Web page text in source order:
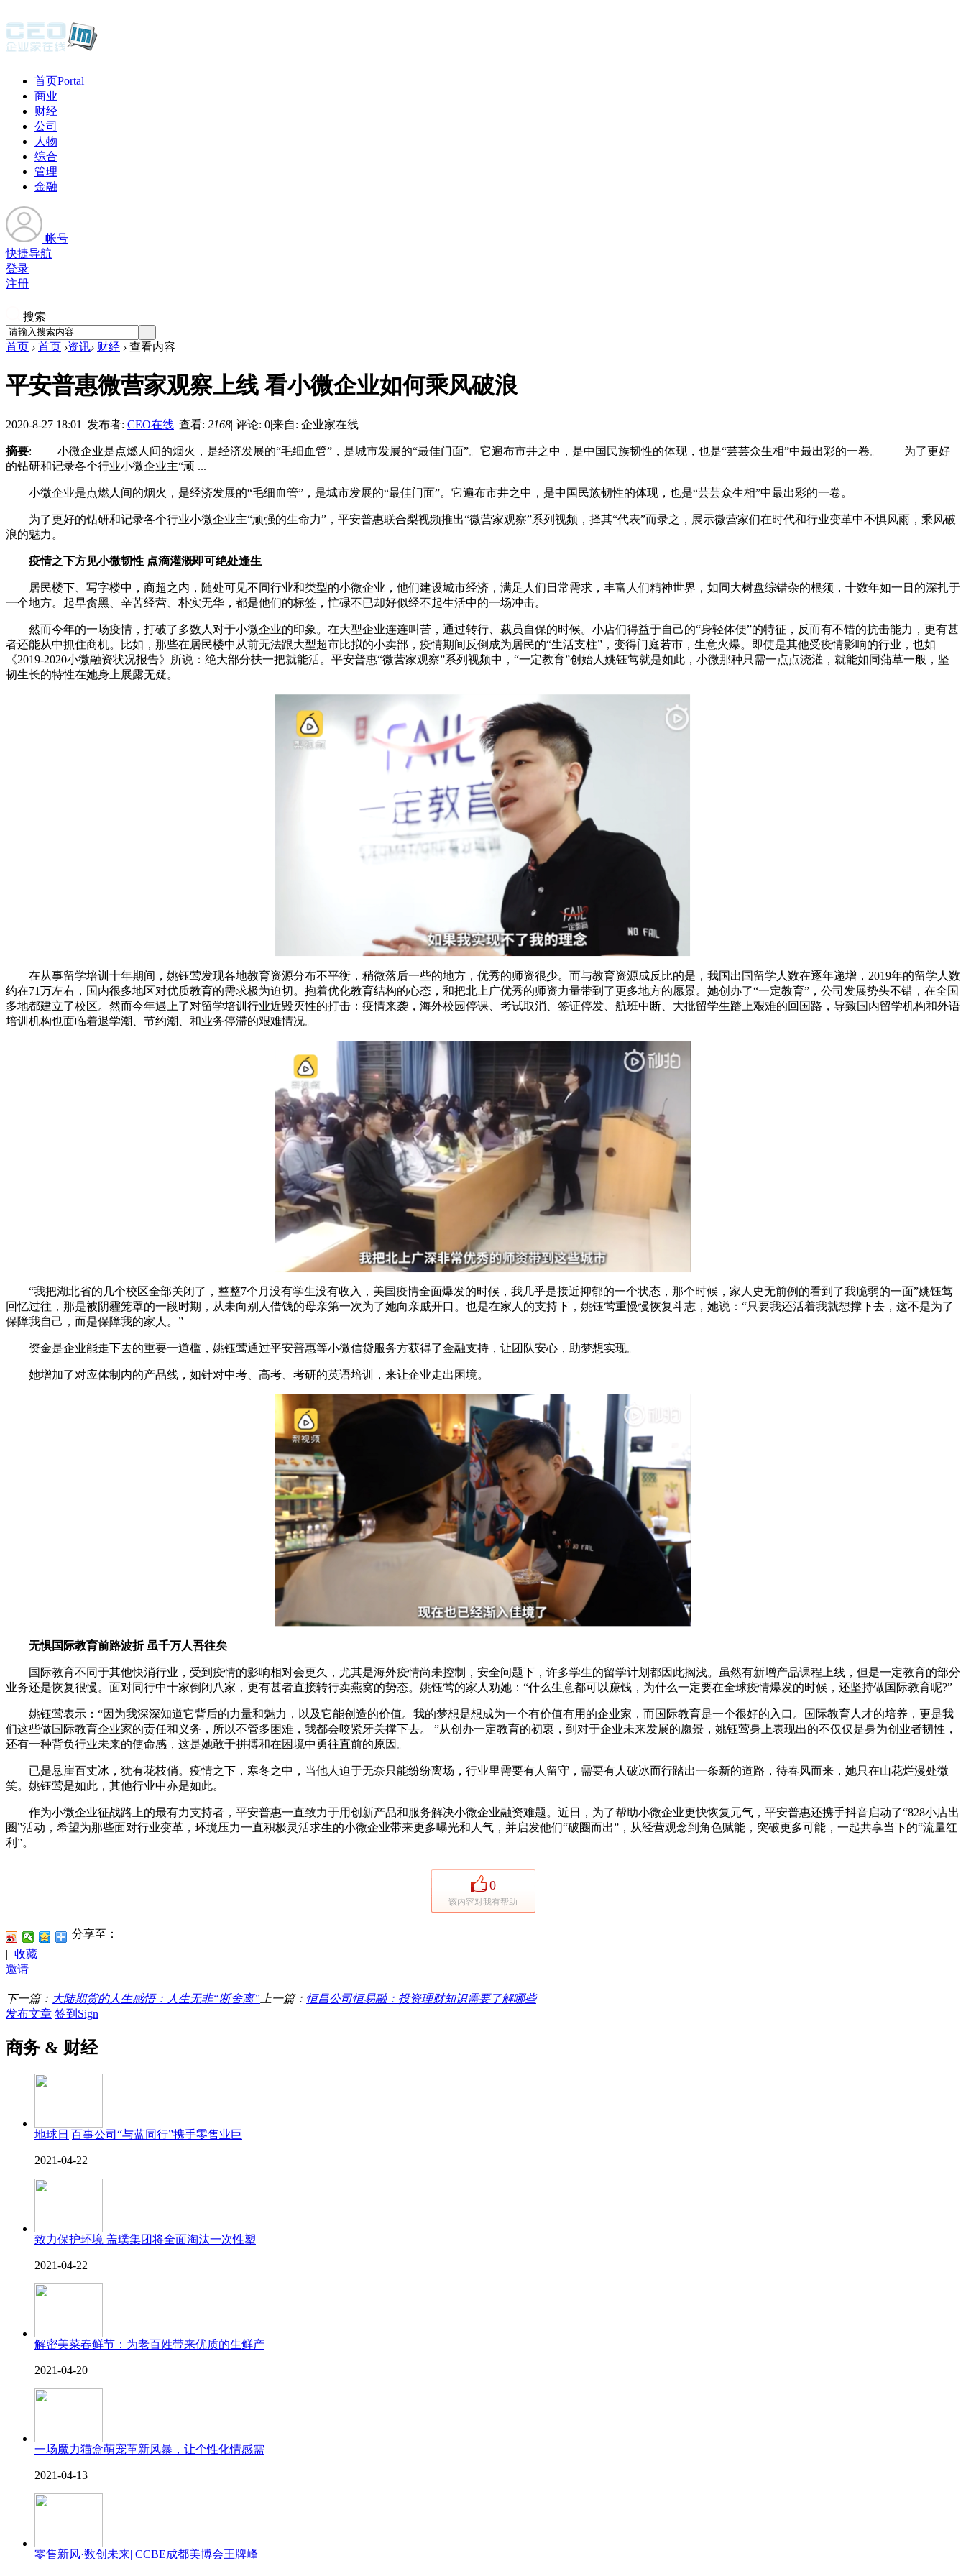
首页Portal
商业
财经
公司
人物
综合
管理
金融
帐号
快捷导航
登录
注册
搜索
首页 › 首页 ›资讯› 财经 › 查看内容
平安普惠微营家观察上线 看小微企业如何乘风破浪
2020-8-27 18:01 | 发布者: CEO在线| 查看: 2168| 评论: 0|来自: 企业家在线
摘要: 小微企业是点燃人间的烟火，是经济发展的“毛细血管”，是城市发展的“最佳门面”。它遍布市井之中，是中国民族韧性的体现，也是“芸芸众生相”中最出彩的一卷。 为了更好
的钻研和记录各个行业小微企业主“顽 ...
小微企业是点燃人间的烟火，是经济发展的“毛细血管”，是城市发展的“最佳门面”。它遍布市井之中，是中国民族韧性的体现，也是“芸芸众生相”中最出彩的一卷。
为了更好的钻研和记录各个行业小微企业主“顽强的生命力”，平安普惠联合梨视频推出“微营家观察”系列视频，择其“代表”而录之，展示微营家们在时代和行业变革中不惧风雨，乘风破
浪的魅力。
疫情之下方见小微韧性 点滴灌溉即可绝处逢生
居民楼下、写字楼中，商超之内，随处可见不同行业和类型的小微企业，他们建设城市经济，满足人们日常需求，丰富人们精神世界，如同大树盘综错杂的根须，十数年如一日的深扎于
一个地方。起早贪黑、辛苦经营、朴实无华，都是他们的标签，忙碌不已却好似经不起生活中的一场冲击。
然而今年的一场疫情，打破了多数人对于小微企业的印象。在大型企业连连叫苦，通过转行、裁员自保的时候。小店们得益于自己的“身轻体便”的特征，反而有不错的抗击能力，更有甚
者还能从中抓住商机。比如，那些在居民楼中从前无法跟大型超市比拟的小卖部，疫情期间反倒成为居民的“生活支柱”，变得门庭若市，生意火爆。即使是其他受疫情影响的行业，也如
《2019-2020小微融资状况报告》所说：绝大部分扶一把就能活。平安普惠“微营家观察”系列视频中，“一定教育”创始人姚钰莺就是如此，小微那种只需一点点浇灌，就能如同蒲草一般，坚
韧生长的特性在她身上展露无疑。
在从事留学培训十年期间，姚钰莺发现各地教育资源分布不平衡，稍微落后一些的地方，优秀的师资很少。而与教育资源成反比的是，我国出国留学人数在逐年递增，2019年的留学人数
约在71万左右，国内很多地区对优质教育的需求极为迫切。抱着优化教育结构的心态，和把北上广优秀的师资力量带到了更多地方的愿景。她创办了“一定教育”，公司发展势头不错，在全国
多地都建立了校区。然而今年遇上了对留学培训行业近毁灭性的打击：疫情来袭，海外校园停课、考试取消、签证停发、航班中断、大批留学生踏上艰难的回国路，导致国内留学机构和外语
培训机构也面临着退学潮、节约潮、和业务停滞的艰难情况。
“我把湖北省的几个校区全部关闭了，整整7个月没有学生没有收入，美国疫情全面爆发的时候，我几乎是接近抑郁的一个状态，那个时候，家人史无前例的看到了我脆弱的一面”姚钰莺
回忆过往，那是被阴霾笼罩的一段时期，从未向别人借钱的母亲第一次为了她向亲戚开口。也是在家人的支持下，姚钰莺重慢慢恢复斗志，她说：“只要我还活着我就想撑下去，这不是为了
保障我自己，而是保障我的家人。”
资金是企业能走下去的重要一道槛，姚钰莺通过平安普惠等小微信贷服务方获得了金融支持，让团队安心，助梦想实现。
她增加了对应体制内的产品线，如针对中考、高考、考研的英语培训，来让企业走出困境。
无惧国际教育前路波折 虽千万人吾往矣
国际教育不同于其他快消行业，受到疫情的影响相对会更久，尤其是海外疫情尚未控制，安全问题下，许多学生的留学计划都因此搁浅。虽然有新增产品课程上线，但是一定教育的部分
业务还是恢复很慢。面对同行中十家倒闭八家，更有甚者直接转行卖燕窝的势态。姚钰莺的家人劝她：“什么生意都可以赚钱，为什么一定要在全球疫情爆发的时候，还坚持做国际教育呢?”
姚钰莺表示：“因为我深深知道它背后的力量和魅力，以及它能创造的价值。我的梦想是想成为一个有价值有用的企业家，而国际教育是一个很好的入口。国际教育人才的培养，更是我
们这些做国际教育企业家的责任和义务，所以不管多困难，我都会咬紧牙关撑下去。 ”从创办一定教育的初衷，到对于企业未来发展的愿景，姚钰莺身上表现出的不仅仅是身为创业者韧性，
还有一种背负行业未来的使命感，这是她敢于拼搏和在困境中勇往直前的原因。
已是悬崖百丈冰，犹有花枝俏。疫情之下，寒冬之中，当他人迫于无奈只能纷纷离场，行业里需要有人留守，需要有人破冰而行踏出一条新的道路，待春风而来，她只在山花烂漫处微
笑。姚钰莺是如此，其他行业中亦是如此。
作为小微企业征战路上的最有力支持者，平安普惠一直致力于用创新产品和服务解决小微企业融资难题。近日，为了帮助小微企业更快恢复元气，平安普惠还携手抖音启动了“828小店出
圈”活动，希望为那些面对行业变革，环境压力一直积极灵活求生的小微企业带来更多曝光和人气，并启发他们“破圈而出”，从经营观念到角色赋能，突破更多可能，一起共享当下的“流量红
利”。
0
该内容对我有帮助
分享至：
| 收藏
邀请
下一篇： 大陆期货的人生感悟：人生无非“断舍离” 上一篇： 恒昌公司恒易融：投资理财知识需要了解哪些
发布文章 签到Sign
商务 & 财经
地球日|百事公司“与蓝同行”携手零售业巨
2021-04-22
致力保护环境 盖璞集团将全面淘汰一次性塑
2021-04-22
解密美菜春鲜节：为老百姓带来优质的生鲜产
2021-04-20
一场魔力猫盒萌宠革新风暴，让个性化情感需
2021-04-13
零售新风·数创未来| CCBE成都美博会王牌峰